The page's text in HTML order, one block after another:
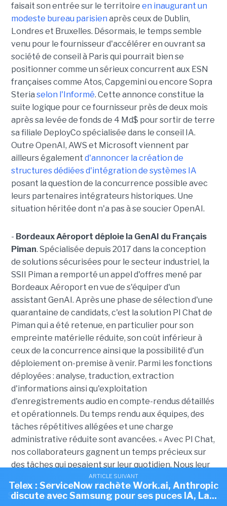
ARTICLE SUIVANT
Telex : Anthropic discute d'une puce IA avec
Samsung, OpenAI ouvre sa société de conseil...
faisait son entrée sur le territoire en inaugurant un
modeste bureau parisien après ceux de Dublin,
Londres et Bruxelles. Désormais, le temps semble
venu pour le fournisseur d'accélérer en ouvrant sa
société de conseil à Paris qui pourrait bien se
positionner comme un sérieux concurrent aux ESN
françaises comme Atos, Capgemini ou encore Sopra
Steria selon l'Informé. Cette annonce constitue la
suite logique pour ce fournisseur près de deux mois
après sa levée de fonds de 4 Md$ pour sortir de terre
sa filiale DeployCo spécialisée dans le conseil IA.
Outre OpenAI, AWS et Microsoft viennent par
ailleurs également d'annoncer la création de
structures dédiées d'intégration de systèmes IA
posant la question de la concurrence possible avec
leurs partenaires intégrateurs historiques. Une
situation héritée dont n'a pas à se soucier OpenAI.
- Bordeaux Aéroport déploie la GenAI du Français
Piman. Spécialisée depuis 2017 dans la conception
de solutions sécurisées pour le secteur industriel, la
SSII Piman a remporté un appel d'offres mené par
Bordeaux Aéroport en vue de s'équiper d'un
assistant GenAI. Après une phase de sélection d'une
quarantaine de candidats, c'est la solution PI Chat de
Piman qui a été retenue, en particulier pour son
empreinte matérielle réduite, son coût inférieur à
ceux de la concurrence ainsi que la possibilité d'un
déploiement on-premise à venir. Parmi les fonctions
déployées : analyse, traduction, extraction
d'informations ainsi qu'exploitation
d'enregistrements audio en compte-rendus détaillés
et opérationnels. Du temps rendu aux équipes, des
tâches répétitives allégées et une charge
administrative réduite sont avancées. « Avec PI Chat,
nos collaborateurs gagnent un temps précieux sur
des tâches qui pesaient sur leur quotidien. Nous leur
donnons un outil qui fluidifie leur travail tout en
restant pleinement sous notre contrôle », a
expliqué Pierre-Yves Brault, chef de service
ARTICLE SUIVANT
Telex : ServiceNow rachète Work.ai, Anthropic
discute avec Samsung pour ses puces IA, La...